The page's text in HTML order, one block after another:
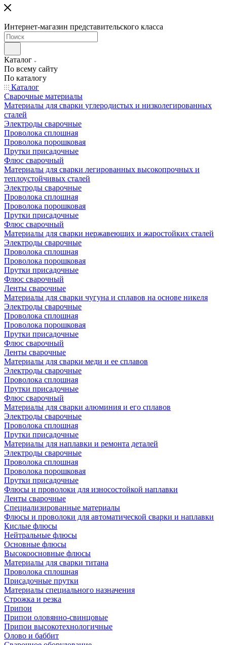
Интернет-магазин представительского класса
Каталог
По всему сайту
По каталогу
Каталог
Сварочные материалы
Материалы для сварки углеродистых и низколегированных
сталей
Электроды сварочные
Проволока сплошная
Проволока порошковая
Прутки присадочные
Флюс сварочный
Материалы для сварки легированных высокопрочных и
теплоустойчивых сталей
Электроды сварочные
Проволока сплошная
Проволока порошковая
Прутки присадочные
Флюс сварочный
Материалы для сварки нержавеющих и жаростойких сталей
Электроды сварочные
Проволока сплошная
Проволока порошковая
Прутки присадочные
Флюс сварочный
Ленты сварочные
Материалы для сварки чугуна и сплавов на основе никеля
Электроды сварочные
Проволока сплошная
Проволока порошковая
Прутки присадочные
Флюс сварочный
Ленты сварочные
Материалы для сварки меди и ее сплавов
Электроды сварочные
Проволока сплошная
Прутки присадочные
Флюс сварочный
Материалы для сварки алюминия и его сплавов
Электроды сварочные
Проволока сплошная
Прутки присадочные
Материалы для наплавки и ремонта деталей
Электроды сварочные
Проволока сплошная
Проволока порошковая
Прутки присадочные
Флюсы и проволоки для износостойкой наплавки
Ленты сварочные
Специализированные материалы
Флюсы и проволоки для автоматической сварки и наплавки
Кислые флюсы
Нейтральные флюсы
Основные флюсы
Высокоосновные флюсы
Материалы для сварки титана
Проволока сплошная
Присадочные прутки
Материалы специального назначения
Строжка и резка
Припои
Припои оловянно-свинцовые
Припои высокотехнологичные
Олово и баббит